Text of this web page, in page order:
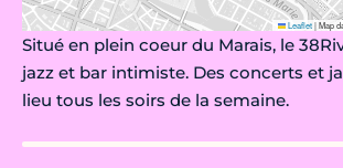
Leaflet|Map
Situé en plein coeur du Marais, le
jazz et bar intimiste. Des concerts et
lieu tous les soirs de la semaine.